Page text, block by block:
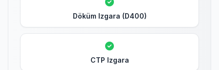
Döküm Izgara (D400)
CTP Izgara